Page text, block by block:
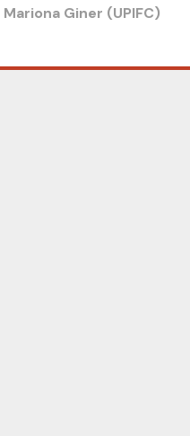
Mariona Giner (UPIFC)